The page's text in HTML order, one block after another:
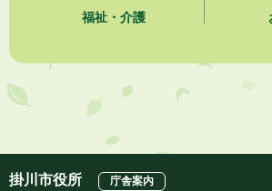
2026年8月3日
【参加者募集】プロ棋士から学ぼう！はじめての将
福祉・介護
掛川市役所 庁舎案内